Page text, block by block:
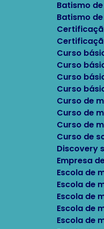
Batismo
Batismo
Curso
Curso
Curso
Curso
Curso de
Curso de
Curso de
Curso de
Empresa
Escola de
Escola de
Escola de
Escola de
Escola de